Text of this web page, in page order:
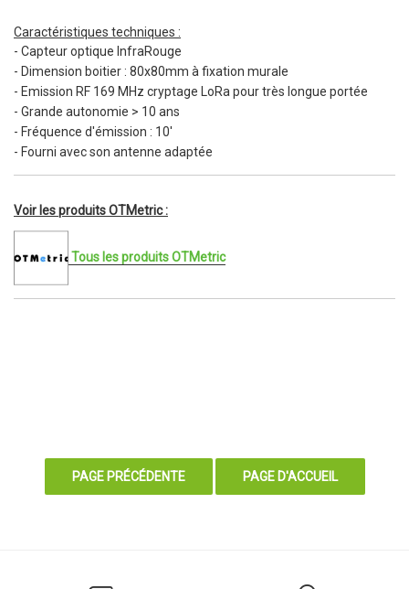
Caractéristiques techniques :
- Capteur optique InfraRouge
- Dimension boitier : 80x80mm à fixation murale
- Emission RF 169 MHz cryptage LoRa pour très longue portée
- Grande autonomie > 10 ans
- Fréquence d'émission : 10'
- Fourni avec son antenne adaptée
Voir les produits OTMetric :
Tous les produits OTMetric